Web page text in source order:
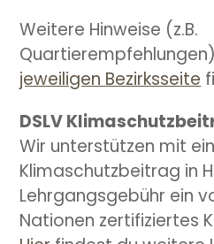
Weitere Hinweise (z.B.
jeweiligen Bezirksseite
DSLV
Wir unterstützen mit
Klimaschutzbeitrag in
Lehrgangsgebühr ein
Nationen zertifiziertes